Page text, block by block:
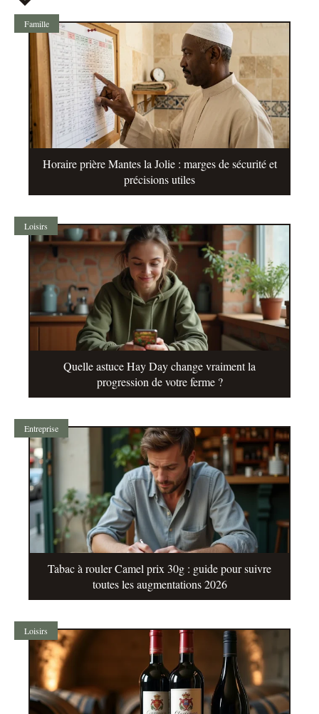
Famille
Horaire prière Mantes la Jolie : marges de sécurité et
précisions utiles
Loisirs
Quelle astuce Hay Day change vraiment la
progression de votre ferme ?
Entreprise
Tabac à rouler Camel prix 30g : guide pour suivre
toutes les augmentations 2026
Loisirs